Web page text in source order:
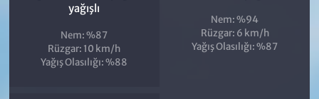
yağışlı
Nem: %87
Rüzgar: 10 km/h
Yağış Olasılığı: %88
Nem: %94
Rüzgar: 6 km/h
Yağış Olasılığı: %87